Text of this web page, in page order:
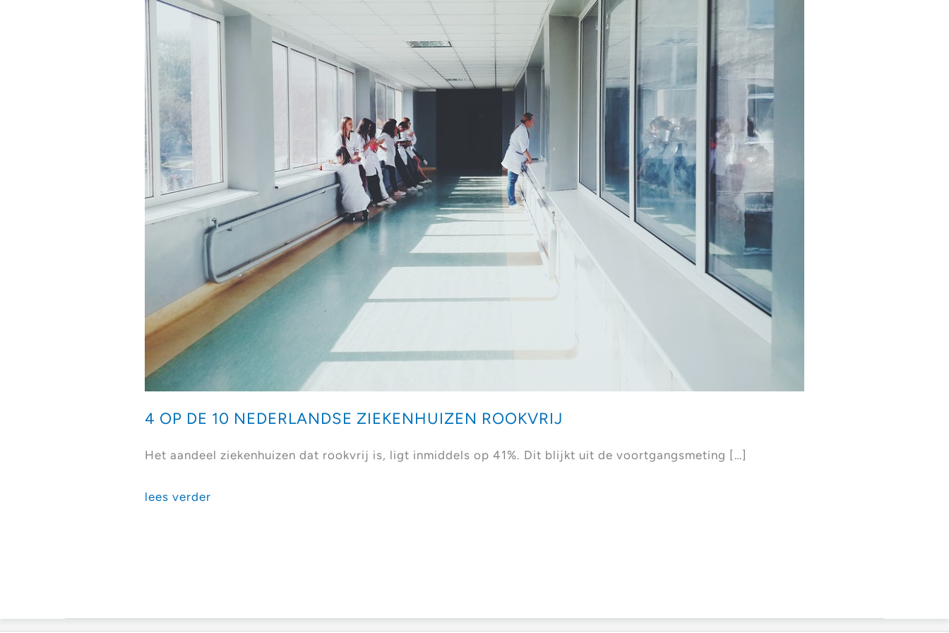
4 OP DE 10 NEDERLANDSE ZIEKENHUIZEN ROOKVRIJ
Het aandeel ziekenhuizen dat rookvrij is, ligt inmiddels op 41%. Dit blijkt uit de voortgangsmeting […]
4
ziekenhuizen
lees verder